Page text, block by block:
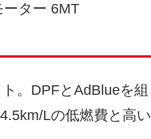
ター 6MT
。DPFとAdBlueを組
Lの低燃費と高い